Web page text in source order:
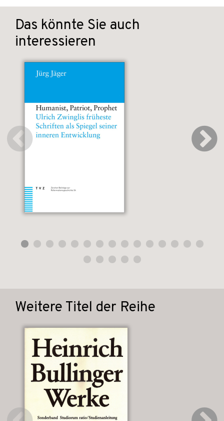
Das könnte Sie auch
interessieren
Weitere Titel der Reihe